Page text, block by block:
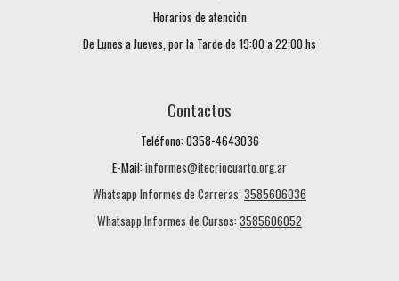
Horarios de atención
De Lunes a Jueves, por la Tarde de 19:00 a 22:00 hs
Contactos
Teléfono: 0358-4643036
E-Mail:informes@itecriocuarto.org.ar
Whatsapp Informes de Carreras: 3585606036
Whatsapp Informes de Cursos: 3585606052